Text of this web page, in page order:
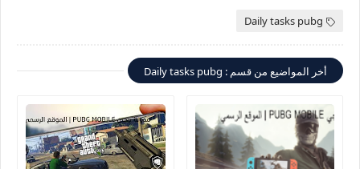
Daily tasks pubg
أخر المواضيع من قسم : Daily tasks pubg